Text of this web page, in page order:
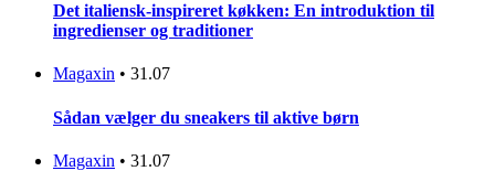
Det italiensk-inspireret køkken: En introduktion til
ingredienser og traditioner
Magaxin • 31.07
Sådan vælger du sneakers til aktive børn
Magaxin • 31.07